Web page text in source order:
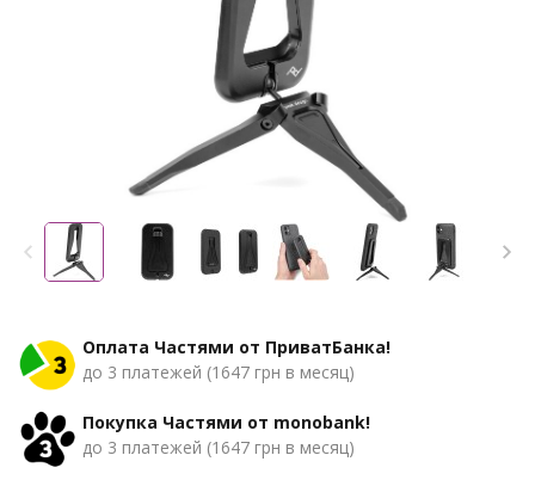
Оплата Частями от ПриватБанка!
до 3 платежей (1647 грн в месяц)
Покупка Частями от monobank!
до 3 платежей (1647 грн в месяц)